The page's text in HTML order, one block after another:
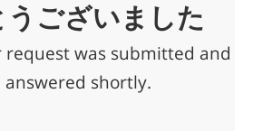
ございました
request was submitted and
shortly.